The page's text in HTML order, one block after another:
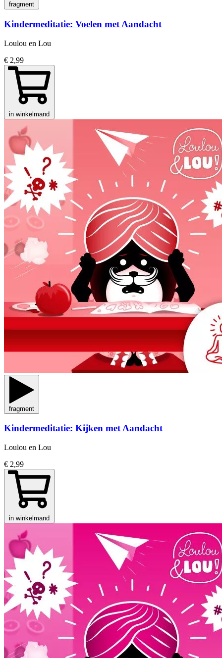
fragment
Kindermeditatie: Voelen met Aandacht
Loulou en Lou
€ 2,99
in winkelmand
fragment
Kindermeditatie: Kijken met Aandacht
Loulou en Lou
€ 2,99
in winkelmand